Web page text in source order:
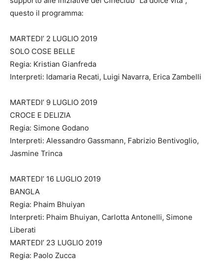
questo il programma:
MARTEDI’ 2 LUGLIO 2019
SOLO COSE BELLE
Regia: Kristian Gianfreda
Interpreti: Idamaria Recati, Luigi Navarra, Erica Zambelli
MARTEDI’ 9 LUGLIO 2019
CROCE E DELIZIA
Regia: Simone Godano
Interpreti: Alessandro Gassmann, Fabrizio Bentivoglio,
Jasmine Trinca
MARTEDI’ 16 LUGLIO 2019
BANGLA
Regia: Phaim Bhuiyan
Interpreti: Phaim Bhuiyan, Carlotta Antonelli, Simone
Liberati
MARTEDI’ 23 LUGLIO 2019
Regia: Paolo Zucca